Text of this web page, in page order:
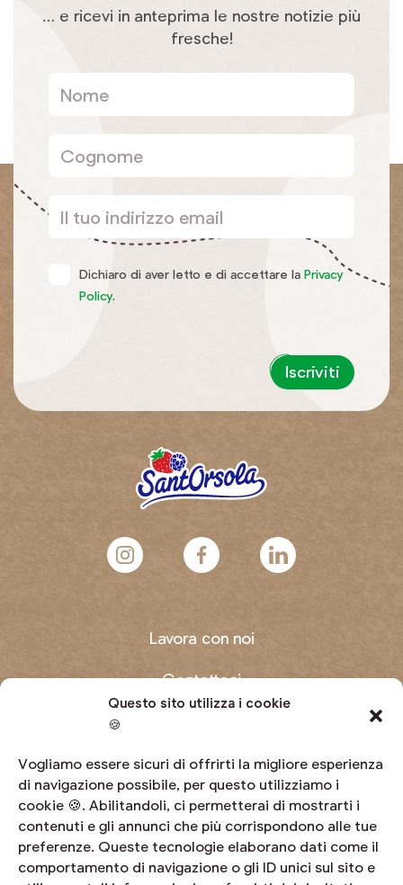
Questo sito utilizza i cookie
🍪
Vogliamo essere sicuri di offrirti la migliore esperienza
di navigazione possibile, per questo utilizziamo i
cookie 🍪. Abilitandoli, ci permetterai di mostrarti i
contenuti e gli annunci che più corrispondono alle tue
preferenze. Queste tecnologie elaborano dati come il
comportamento di navigazione o gli ID unici sul sito e
… e ricevi in anteprima le nostre notizie più
fresche!
Dichiaro di aver letto e di accettare la Privacy
Policy.
Iscriviti
Lavora con noi
Contattaci
Diventa produttore
Area riservata
Whistleblowing